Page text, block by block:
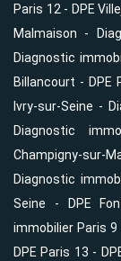
Paris 12 - DPE
Malmaison -
Diagnostic
Billancourt - DPE
Ivry-sur-Seine -
Diagnostic
Champigny-sur-
Diagnostic
Seine - DPE
immobilier Paris 9
DPE Paris 13 -